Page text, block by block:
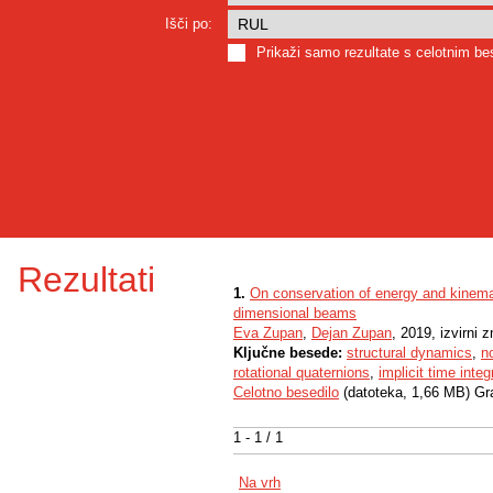
Išči po:
Prikaži samo rezultate s celotnim
Rezultati
1 - 1 / 1
1. On conservation of energy and
dimensional beams
Eva Zupan, Dejan Zupan, 2019, izvirni
Ključne besede: structural dynamics,
rotational quaternions, implicit time
Celotno besedilo (datoteka, 1,66 MB)
Na vrh